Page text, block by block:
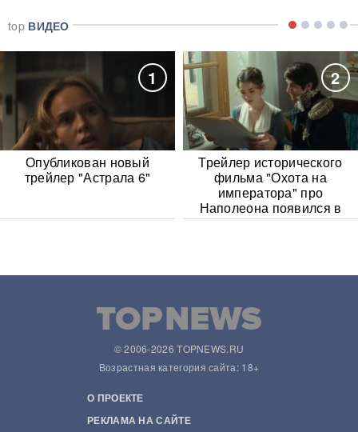
top ВИДЕО
1
Опубликован новый
трейлер "Астрала 6"
2
Трейлер исторического
фильма "Охота на
императора" про
Наполеона появился в
Сети
© 2006-2026 TOPNEWS.RU
Возрастная категория сайта: 18+
О ПРОЕКТЕ
РЕКЛАМА НА САЙТЕ